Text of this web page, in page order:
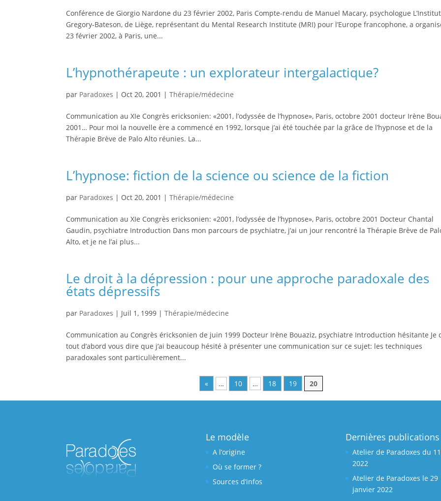
Conférence de Giorgio Nardone du 23 février 2002, Paris Compte-rendu de Manuel Macary, psychologue L’Institut
Gregory-Bateson, de Liège, représentant du Mental Research Institute (MRI) pour l’Europe francophone, a
23 février 2002, à Paris, une...
L’hypnothérapeute : un explorateur intergalactique?
par Paradoxes | Oct 20, 2001 |Thérapie/médecine
Communication au XIe Congrès ericksonien: «2001, l’odyssée de l’hypnose», Paris, octobre 2001 docteur Irène
2001… Pour moi la nouvelle ère a commencé en 1992, lorsque j’ai été touchée par la grâce de l’hypnose et de la
Thérapie Brève de Palo Alto réunies. La...
L’hypnose: fiction de la science ou science de la fiction
par Paradoxes | Oct 20, 2001 |Thérapie/médecine
Communication au XIe Congrès ericksonien: «2001, l’odyssée de l’hypnose», Paris, octobre 2001 Docteur Chantal
Gaudin, psychiatre Introduction Dans mon parcours de psychiatre, j’ai un jour rencontré la Thérapie Brève de
Alto, et je ne l’ai plus...
Le droit à la dépression : pour une approche paradoxale des
états dépressifs
par Paradoxes | Juil 1, 1999 |Thérapie/médecine
Communication au Congrès éricksonien de juin 1999 Docteur Irène Bouaziz, psychiatre Introduction hésitante Je
tout d’abord vous dire que j’ai beaucoup hésité à présenter une communication sur ce sujet: les techniques
paradoxales sont particulièrement...
« … 10 … 18 19 20
Le modèle
A l’origine
Où se former ?
Sources d’infos
Dernières publications
Atelier de Paradoxes du
2022
Atelier de Paradoxes le 29
janvier 2022